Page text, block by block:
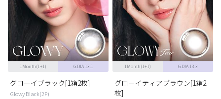
カラー
ブラウン
チョコ
グレー
ブラック
グリーン
ブルー
ピンク
1Month(1+1) G.DIA 13.1
グローイブラック[1箱2枚]
Glowy Black(2P)
1Month(1+1) G.DIA 13.3
グローイティアブラウン[1箱2
枚]